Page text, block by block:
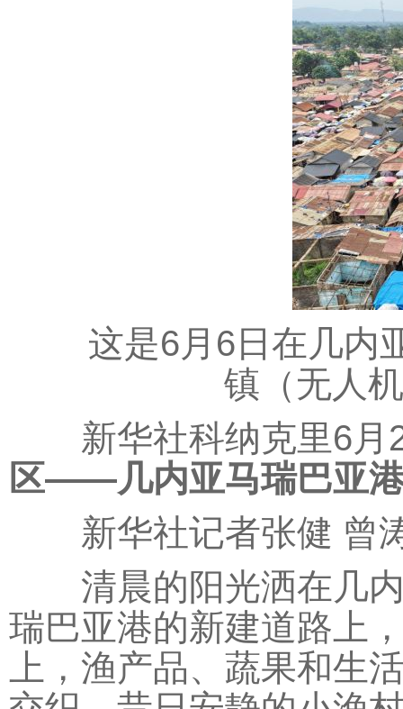
这是6月6日在几内亚
镇（无人
新华社科纳克里6
区——几内亚马瑞巴亚
新华社记者张健 曾
清晨的阳光洒在几内
瑞巴亚港的新建道路上
上，渔产品、蔬果和生